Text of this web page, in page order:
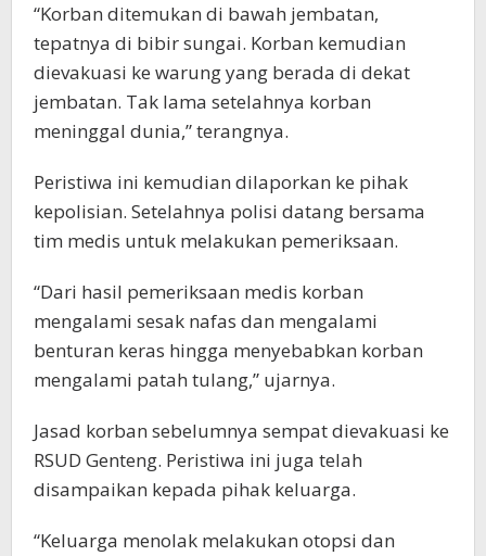
“Korban ditemukan di bawah jembatan,
tepatnya di bibir sungai. Korban kemudian
dievakuasi ke warung yang berada di dekat
jembatan. Tak lama setelahnya korban
meninggal dunia,” terangnya.
Peristiwa ini kemudian dilaporkan ke pihak
kepolisian. Setelahnya polisi datang bersama
tim medis untuk melakukan pemeriksaan.
“Dari hasil pemeriksaan medis korban
mengalami sesak nafas dan mengalami
benturan keras hingga menyebabkan korban
mengalami patah tulang,” ujarnya.
Jasad korban sebelumnya sempat dievakuasi ke
RSUD Genteng. Peristiwa ini juga telah
disampaikan kepada pihak keluarga.
“Keluarga menolak melakukan otopsi dan